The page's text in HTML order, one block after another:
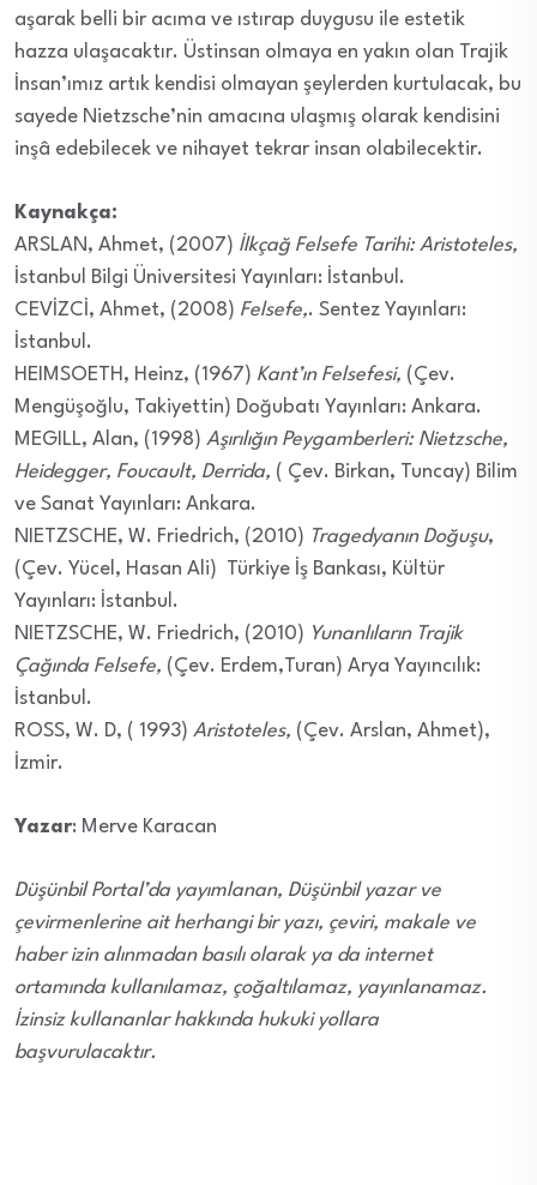
aşarak belli bir acıma ve ıstırap duygusu ile estetik
hazza ulaşacaktır. Üstinsan olmaya en yakın olan Trajik
İnsan’ımız artık kendisi olmayan şeylerden kurtulacak, bu
sayede Nietzsche’nin amacına ulaşmış olarak kendisini
inşâ edebilecek ve nihayet tekrar insan olabilecektir.
Kaynakça:
ARSLAN, Ahmet, (2007) İlkçağ Felsefe Tarihi: Aristoteles,
İstanbul Bilgi Üniversitesi Yayınları: İstanbul.
CEVİZCİ, Ahmet, (2008) Felsefe,. Sentez Yayınları:
İstanbul.
HEIMSOETH, Heinz, (1967) Kant’ın Felsefesi, (Çev.
Mengüşoğlu, Takiyettin) Doğubatı Yayınları: Ankara.
MEGILL, Alan, (1998) Aşırılığın Peygamberleri: Nietzsche,
Heidegger, Foucault, Derrida, ( Çev. Birkan, Tuncay) Bilim
ve Sanat Yayınları: Ankara.
NIETZSCHE, W. Friedrich, (2010) Tragedyanın Doğuşu,
(Çev. Yücel, Hasan Ali) Türkiye İş Bankası, Kültür
Yayınları: İstanbul.
NIETZSCHE, W. Friedrich, (2010) Yunanlıların Trajik
Çağında Felsefe, (Çev. Erdem,Turan) Arya Yayıncılık:
İstanbul.
ROSS, W. D, ( 1993) Aristoteles, (Çev. Arslan, Ahmet),
İzmir.
Yazar: Merve Karacan
Düşünbil Portal’da yayımlanan, Düşünbil yazar ve
çevirmenlerine ait herhangi bir yazı, çeviri, makale ve
haber izin alınmadan basılı olarak ya da internet
ortamında kullanılamaz, çoğaltılamaz, yayınlanamaz.
İzinsiz kullananlar hakkında hukuki yollara
başvurulacaktır.